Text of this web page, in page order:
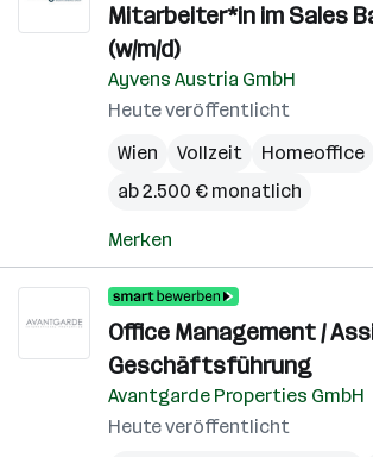
Mitarbeiter*in im Sales
(w/m/d)
Ayvens Austria GmbH
Heute veröffentlicht
Wien
Vollzeit
Homeoffice
ab 2.500 € monatlich
Merken
Office Management /
Geschäftsführung
Avantgarde Properties GmbH
Heute veröffentlicht